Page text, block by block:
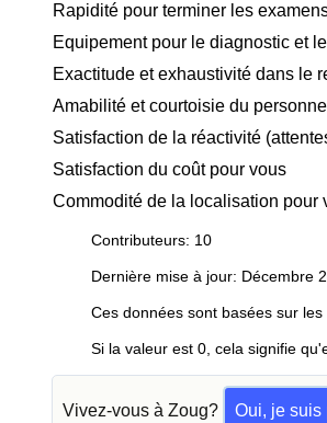
Rapidité pour terminer les
Equipement pour le diagnostic et
Exactitude et exhaustivité dans le
Amabilité et courtoisie du personnel
Satisfaction de la réactivité
Satisfaction du coût pour vous
Commodité de la localisation pour
Contributeurs: 10
Dernière mise à jour: Décembre
Ces données sont basées sur
Si la valeur est 0, cela signifie
Vivez-vous à Zoug? Oui, je suis